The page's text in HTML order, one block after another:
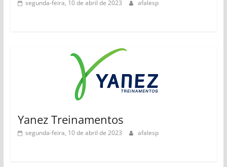
segunda-feira, 10 de abril de 2023 afalesp
Yanez Treinamentos
segunda-feira, 10 de abril de 2023 afalesp